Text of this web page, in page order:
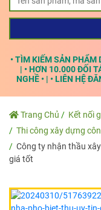
• TÌM KIẾM SẢN PHẨM
| • HƠN 10.000 ĐỐI
NGHỀ • | • LIÊN HỆ
Trang Chủ Kết nối
Thi công xây dựng
Công ty nhận thầu
giá tốt